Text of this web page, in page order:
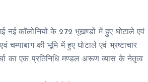
नई कॉलोनियों के 272 भूखण्डों में हुए घोटाले एवं
चम्पाबाग की भूमि में हुए घोटाले एवं भ्रष्टाचार
का एक प्रतिनिधि मण्डल अरूण व्यास के नेतृत्व